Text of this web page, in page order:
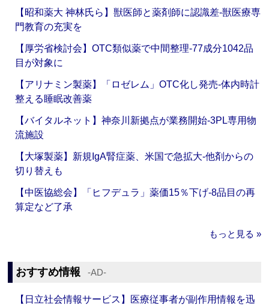
【昭和薬大 神林氏ら】獣医師と薬剤師に認識差‐獣医療専
門教育の充実を
【厚労省検討会】OTC類似薬で中間整理‐77成分1042品
目が対象に
【アリナミン製薬】「ロゼレム」OTC化し発売‐体内時計
整える睡眠改善薬
【バイタルネット】神奈川新拠点が業務開始‐3PL専用物
流施設
【大塚製薬】新規IgA腎症薬、米国で急拡大‐他剤からの
切り替えも
【中医協総会】「ヒフデュラ」薬価15％下げ‐8品目の再
算定など了承
もっと見る »
おすすめ情報 ‐AD‐
【日立社会情報サービス】医療従事者が副作用情報を迅